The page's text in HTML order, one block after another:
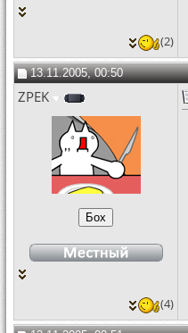
(2)
13.11.2005, 00:50
ZPEK
(4)